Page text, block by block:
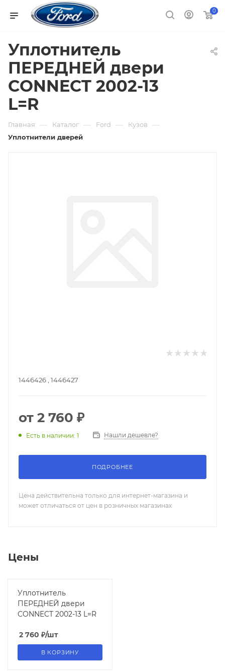
0
Уплотнитель
ПЕРЕДНЕЙ двери
CONNECT 2002-13
L=R
Главная — Каталог — Ford — Кузов —
Уплотнители дверей
1446426 , 1446427
от 2 760 ₽
Есть в наличии: 1 Нашли дешевле?
ПОДРОБНЕЕ
Цена действительна только для интернет-магазина и
может отличаться от цен в розничных магазинах
Цены
Уплотнитель
ПЕРЕДНЕЙ двери
CONNECT 2002-13 L=R
2 760 ₽/шт
В КОРЗИНУ